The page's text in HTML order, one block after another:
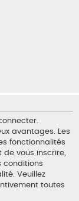
avantages. Les
fonctionnalités
vous inscrire,
conditions
Veuillez
toutes